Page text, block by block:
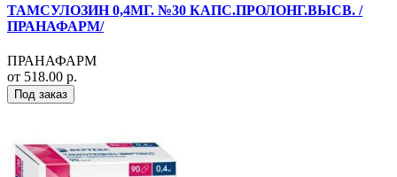
ТАМСУЛОЗИН 0,4МГ. №30 КАПС.ПРОЛОНГ.ВЫСВ. /
ПРАНАФАРМ/
ПРАНАФАРМ
от 518.00 р.
Под заказ